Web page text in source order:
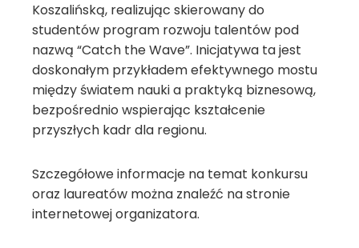
Koszalińską, realizując skierowany do
studentów program rozwoju talentów pod
nazwą “Catch the Wave”. Inicjatywa ta jest
doskonałym przykładem efektywnego mostu
między światem nauki a praktyką biznesową,
bezpośrednio wspierając kształcenie
przyszłych kadr dla regionu.
Szczegółowe informacje na temat konkursu
oraz laureatów można znaleźć na stronie
internetowej organizatora.